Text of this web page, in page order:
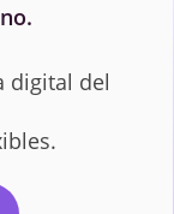
digital del